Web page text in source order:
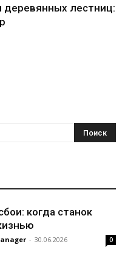
деревянных лестниц:
когда станок
- 30.06.2026 0